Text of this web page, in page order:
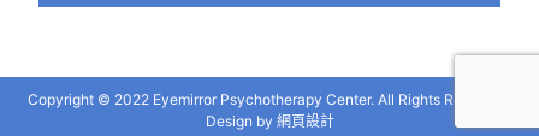
Copyright © 2022 Eyemirror Psychotherapy Center. All Rights Reserved.
Design by 網頁設計